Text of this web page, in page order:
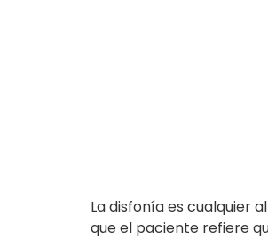
La disfonía es cualquier
que el paciente refiere